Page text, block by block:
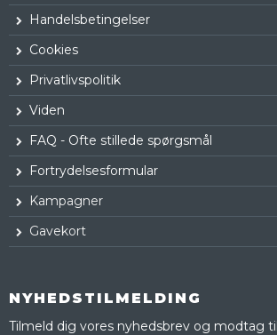
Handelsbetingelser
Cookies
Privatlivspolitik
Viden
FAQ - Ofte stillede spørgsmål
Fortrydelsesformular
Kampagner
Gavekort
NYHEDSTILMELDING
Tilmeld dig vores nyhedsbrev og modtag